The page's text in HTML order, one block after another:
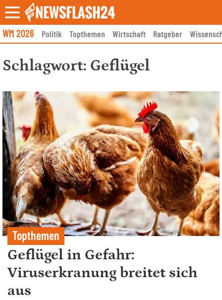
Skip
to
content
WM 2026 Politik Topthemen Wirtschaft Ratgeber
Schlagwort: Geflügel
Topthemen
Geflügel in Gefahr:
Viruserkranung breitet sich
aus